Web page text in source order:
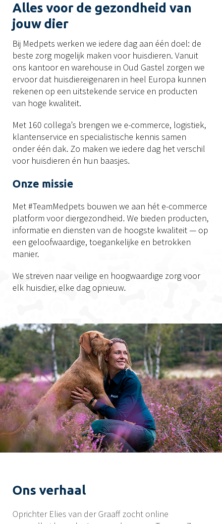
Alles voor de gezondheid van
jouw dier
Bij Medpets werken we iedere dag aan één doel: de
beste zorg mogelijk maken voor huisdieren. Vanuit
ons kantoor en warehouse in Oud Gastel zorgen we
ervoor dat huisdiereigenaren in heel Europa kunnen
rekenen op een uitstekende service en producten
van hoge kwaliteit.
Met 160 collega’s brengen we e-commerce, logistiek,
klantenservice en specialistische kennis samen
onder één dak. Zo maken we iedere dag het verschil
voor huisdieren én hun baasjes.
Onze missie
Met #TeamMedpets bouwen we aan hét e-commerce
platform voor diergezondheid. We bieden producten,
informatie en diensten van de hoogste kwaliteit — op
een geloofwaardige, toegankelijke en betrokken
manier.
We streven naar veilige en hoogwaardige zorg voor
elk huisdier, elke dag opnieuw.
Ons verhaal
Oprichter Elies van der Graaff zocht online